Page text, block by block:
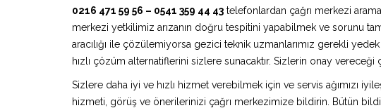
0216 471 59 56 – 0541 359 44 43 telefonlardan çağrı merkezi
merkezi yetkilimiz arızanın doğru tespitini yapabilmek ve sorunu
aracılığı ile çözülemiyorsa gezici teknik uzmanlarımız gerekli
hızlı çözüm alternatiflerini sizlere sunacaktır. Sizlerin onay
Sizlere daha iyi ve hızlı hizmet verebilmek için ve servis ağımızı
hizmeti, görüş ve önerilerinizi çağrı merkezimize bildirin. Bütün